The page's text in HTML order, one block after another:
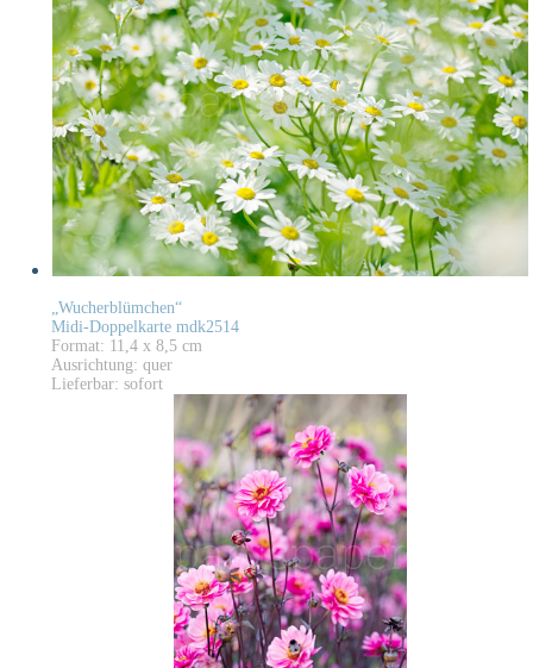
„Wucherblümchen“
Midi-Doppelkarte mdk2514
Format: 11,4 x 8,5 cm
Ausrichtung: quer
Lieferbar: sofort